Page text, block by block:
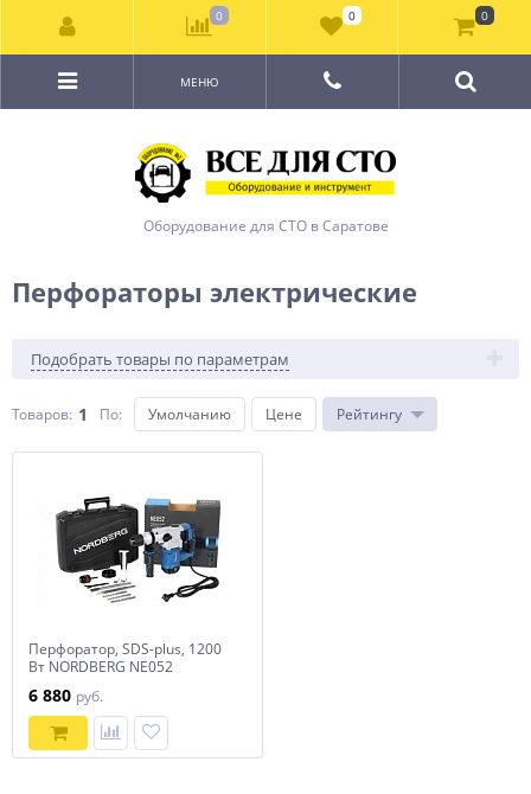
Оборудование для СТО в Саратове
МЕНЮ
Перфораторы электрические
Подобрать товары по параметрам
Товаров: 1 По: Умолчанию Цене Рейтингу
Перфоратор, SDS-plus, 1200
Вт NORDBERG NE052
6 880 руб.
0 0 0